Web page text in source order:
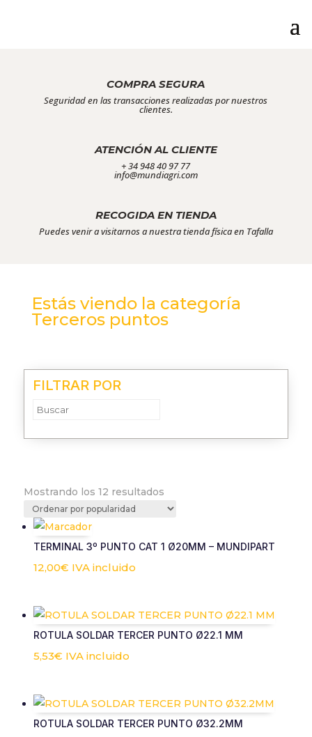
COMPRA SEGURA
Seguridad en las transacciones realizadas por nuestros
clientes.
ATENCIÓN AL CLIENTE
+ 34 948 40 97 77
info@mundiagri.com
RECOGIDA EN TIENDA
Puedes venir a visitarnos a nuestra tienda física en Tafalla
Estás viendo la categoría
Terceros puntos
FILTRAR POR
Mostrando los 12 resultadosOrdenado
por
TERMINAL 3º PUNTO CAT 1 Ø20MM – MUNDIPART
12,00€ IVA incluido
ROTULA SOLDAR TERCER PUNTO Ø22.1 MM
5,53€ IVA incluido
ROTULA SOLDAR TERCER PUNTO Ø32.2MM
Estas cookies
no son
opcionales.
Son
funcione la
Para que
podamos
mejorar la
funcionalidad
y estructura
Para que
mejor posible
durante tu
visita. Si